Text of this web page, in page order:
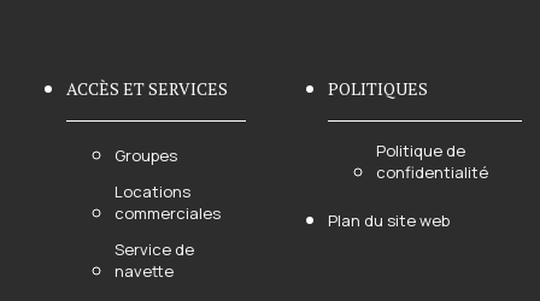
ACCÈS ET SERVICES
Groupes
Locations
commerciales
Service de
navette
POLITIQUES
Politique de
confidentialité
Plan du site web